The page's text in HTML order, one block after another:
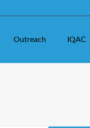
Outreach IQAC